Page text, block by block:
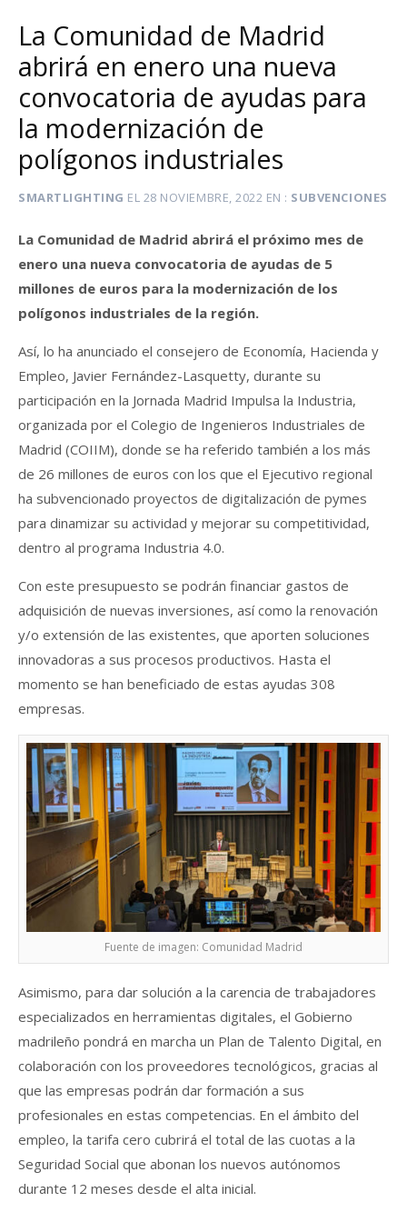
La Comunidad de Madrid
abrirá en enero una nueva
convocatoria de ayudas para
la modernización de
polígonos industriales
SMARTLIGHTING EL 28 NOVIEMBRE, 2022 EN SUBVENCIONES
La Comunidad de Madrid abrirá el próximo mes de
enero una nueva convocatoria de ayudas de 5
millones de euros para la modernización de los
polígonos industriales de la región.
Así, lo ha anunciado el consejero de Economía, Hacienda y
Empleo, Javier Fernández-Lasquetty, durante su
participación en la Jornada Madrid Impulsa la Industria,
organizada por el Colegio de Ingenieros Industriales de
Madrid (COIIM), donde se ha referido también a los más
de 26 millones de euros con los que el Ejecutivo regional
ha subvencionado proyectos de digitalización de pymes
para dinamizar su actividad y mejorar su competitividad,
dentro al programa Industria 4.0.
Con este presupuesto se podrán financiar gastos de
adquisición de nuevas inversiones, así como la renovación
y/o extensión de las existentes, que aporten soluciones
innovadoras a sus procesos productivos. Hasta el
momento se han beneficiado de estas ayudas 308
empresas.
Fuente de imagen: Comunidad Madrid
Asimismo, para dar solución a la carencia de trabajadores
especializados en herramientas digitales, el Gobierno
madrileño pondrá en marcha un Plan de Talento Digital, en
colaboración con los proveedores tecnológicos, gracias al
que las empresas podrán dar formación a sus
profesionales en estas competencias. En el ámbito del
empleo, la tarifa cero cubrirá el total de las cuotas a la
Seguridad Social que abonan los nuevos autónomos
durante 12 meses desde el alta inicial.